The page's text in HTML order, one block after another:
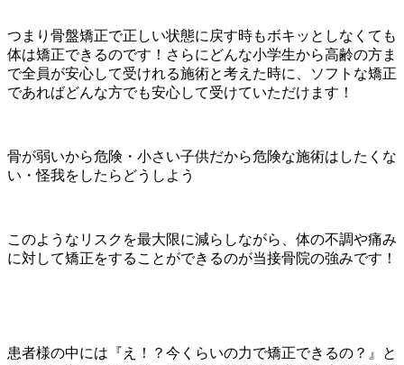
つまり骨盤矯正で正しい状態に戻す時もボキッとしなくても
体は矯正できるのです！さらにどんな小学生から高齢の方ま
で全員が安心して受けれる施術と考えた時に、ソフトな矯正
であればどんな方でも安心して受けていただけます！
骨が弱いから危険・小さい子供だから危険な施術はしたくな
い・怪我をしたらどうしよう
このようなリスクを最大限に減らしながら、体の不調や痛み
に対して矯正をすることができるのが当接骨院の強みです！
患者様の中には『え！？今くらいの力で矯正できるの？』と